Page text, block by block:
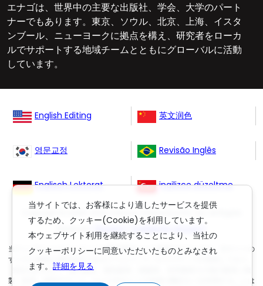
当サイトでは、お客様により適したサービスを提供
するため、クッキー(Cookie)を利用しています。
本ウェブサイト利用を継続することにより、当社の
クッキーポリシーに同意いただいたものとみなされ
ます。 詳細を見る
エナゴは、世界中の主要な出版社、学会、大学のパート
ナーでもあります。東京、ソウル、北京、上海、イスタ
ンブール、ニューヨークに拠点を構え、研究者をローカ
ルでサポートする地域チームとともにグローバルに活動
しています。
English Editing 英文润色
영문교정 Revisão Inglês
Englisch Lektorat ingilizce düzeltme
2026
Crimson Interactive Pvt. Ltd. All Rights
Reserved.(英文校正)
(丸善雄松堂の英文校正)
当ウェブサイトのコンテンツは著作権法により保護されています。当サイトの
すべての権限は運営会社であるクリムゾンインタラクティブが保有しており、
当社の許可なく、電子媒体、磁気媒体、紙媒体、光学媒体その他の媒体に複
製、転写、保存すること、および当サイトの内容の翻訳を二次利用することは